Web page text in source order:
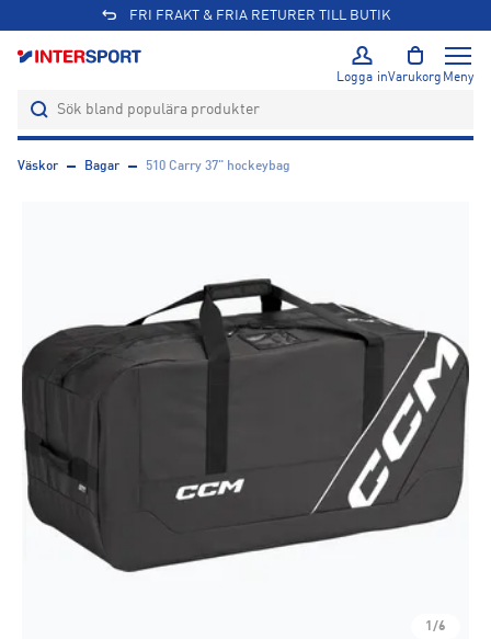
FRI FRAKT & FRIA RETURER TILL BUTIK
Logga inVarukorg Meny
Väskor Bagar 510 Carry 37" hockeybag
1/6